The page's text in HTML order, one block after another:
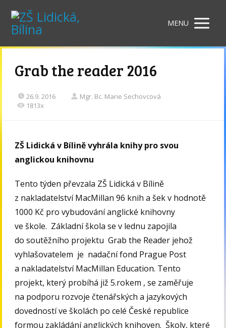
MENU
Grab the reader 2016
26.9. 2016
Mgr. Bc. Marie Sechovcová
1813x
ZŠ Lidická v Bílině vyhrála knihy pro svou
anglickou knihovnu
Tento týden převzala ZŠ Lidická v Bílině
z nakladatelství MacMillan 96 knih a šek v hodnotě
1000 Kč pro vybudování anglické knihovny
ve škole. Základní škola se v lednu zapojila
do soutěžního projektu Grab the Reader jehož
vyhlašovatelem je nadační fond Prague Post
a nakladatelství MacMillan Education. Tento
projekt, který probíhá již 5.rokem , se zaměřuje
na podporu rozvoje čtenářských a jazykových
dovedností ve školách po celé České republice
formou zakládání anglických knihoven. Školy, které